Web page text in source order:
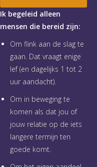
Ik begeleid alleen
mensen die bereid zijn:
Om flink aan de slag te
gaan. Dat vraagt enige
lef (en dagelijks 1 tot 2
uur aandacht).
Om in beweging te
komen als dat jou of
jouw relatie op de iets
langere termijn ten
goede komt.